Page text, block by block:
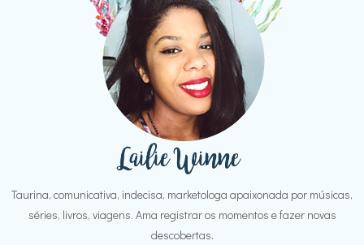
Taurina, comunicativa, indecisa, marketologa apaixonada por músicas,
séries, livros, viagens. Ama registrar os momentos e fazer novas
descobertas.